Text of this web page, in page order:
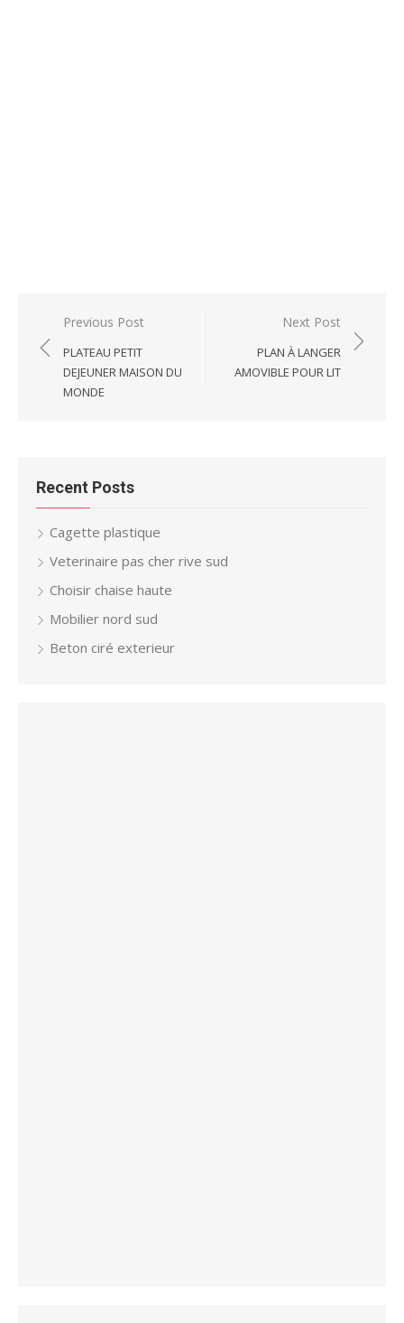
Post
navigation
Previous Post
PLATEAU PETIT
DEJEUNER MAISON DU
MONDE
Next Post
PLAN À LANGER
AMOVIBLE POUR LIT
Recent Posts
Cagette plastique
Veterinaire pas cher rive sud
Choisir chaise haute
Mobilier nord sud
Beton ciré exterieur